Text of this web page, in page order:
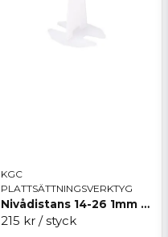
KGC
PLATTSÄTTNINGSVERKTYG
Nivådistans 14-26 1mm VITE
215 kr / styck